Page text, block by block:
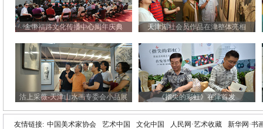
金带福路文化传播中心周年庆典 天津湖社会员作品在津整体亮相
沽上采薇-天津山水画专委会小品展 《指尖的彩虹》在津首发
友情链接: 中国美术家协会 艺术中国 文化中国 人民网·艺术收藏
新华网·书